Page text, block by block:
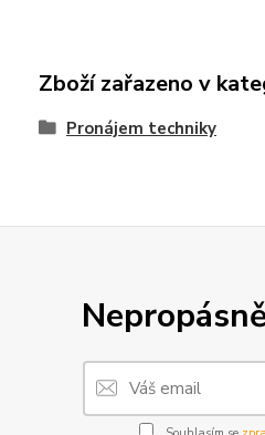
Zboží zařazeno v
Pronájem techniky